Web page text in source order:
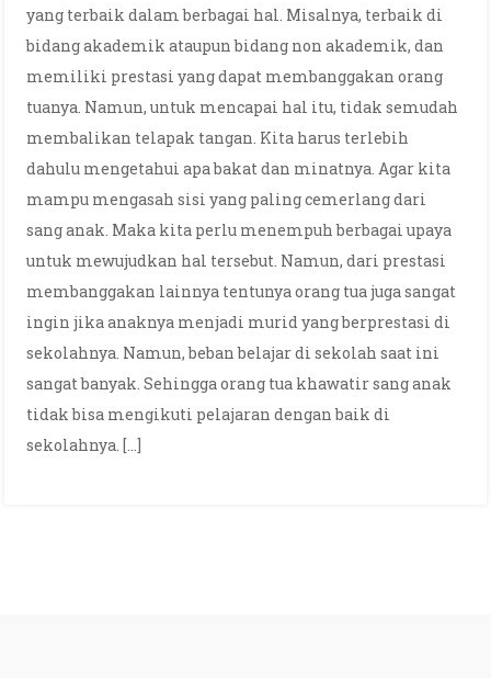
yang terbaik dalam berbagai hal. Misalnya, terbaik di
bidang akademik ataupun bidang non akademik, dan
memiliki prestasi yang dapat membanggakan orang
tuanya. Namun, untuk mencapai hal itu, tidak semudah
membalikan telapak tangan. Kita harus terlebih
dahulu mengetahui apa bakat dan minatnya. Agar kita
mampu mengasah sisi yang paling cemerlang dari
sang anak. Maka kita perlu menempuh berbagai upaya
untuk mewujudkan hal tersebut. Namun, dari prestasi
membanggakan lainnya tentunya orang tua juga sangat
ingin jika anaknya menjadi murid yang berprestasi di
sekolahnya. Namun, beban belajar di sekolah saat ini
sangat banyak. Sehingga orang tua khawatir sang anak
tidak bisa mengikuti pelajaran dengan baik di
sekolahnya. […]